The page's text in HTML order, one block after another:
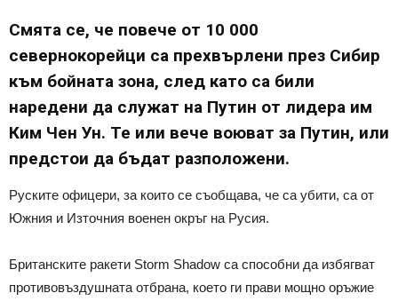
Смята се, че повече от 10 000
севернокорейци са прехвърлени през Сибир
към бойната зона, след като са били
наредени да служат на Путин от лидера им
Ким Чен Ун. Те или вече воюват за Путин, или
предстои да бъдат разположени.
Руските офицери, за които се съобщава, че са убити, са от
Южния и Източния военен окръг на Русия.
Британските ракети Storm Shadow са способни да избягват
противовъздушната отбрана, което ги прави мощно оръжие